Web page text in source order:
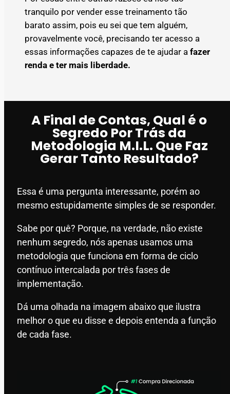
tranquilo por vender esse treinamento tão
barato assim, pois eu sei que tem alguém,
provavelmente você, precisando ter acesso a
essas informações capazes de te ajudar a fazer
renda e ter mais liberdade.
A Final de Contas, Qual é o
Segredo Por Trás da
Metodologia M.I.L. Que Faz
Gerar Tanto Resultado?
Essa é uma pergunta interessante, porém ao
mesmo estupidamente simples de se responder.
Sabe por quê? Porque, na verdade, não existe
nenhum segredo, nós apenas usamos uma
metodologia que funciona em forma de ciclo
contínuo intercalada por três fases de
implementação.
Dá uma olhada na imagem abaixo que ilustra
melhor o que eu disse e depois entenda a função
de cada fase.